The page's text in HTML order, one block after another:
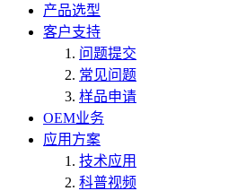
产品选型
客户支持
问题提交
常见问题
样品申请
OEM业务
应用方案
技术应用
科普视频